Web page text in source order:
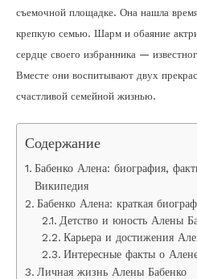
съемочной площадке. Она нашла
крепкую семью. Шарм и обаяние
сердце своего избранника —
Вместе они воспитывают двух
счастливой семейной жизнью.
Содержание
Бабенко Алена: биография,
Википедия
Бабенко Алена: краткая
Детство и юность Алены
Карьера и достижения
Интересные факты о
Личная жизнь Алены Бабенко